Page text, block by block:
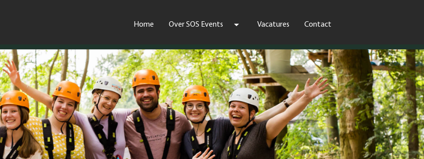
Home Over SOS Events arrow_drop_down Vacatures Contact